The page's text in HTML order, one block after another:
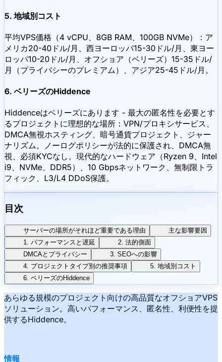
5. 地域別コスト
平均VPS価格（4 vCPU、8GB RAM、100GB NVMe）：ア
メリカ20-40ドル/月、西ヨーロッパ15-30ドル/月、東ヨー
ロッパ10-20ドル/月、オフショア（ベリーズ）15-35ドル/
月（プライバシーのプレミアム）、アジア25-45ドル/月。
6. ベリーズのHiddence
Hiddenceはベリーズにあります - 最大の匿名性を必要とす
るプロジェクトに理想的な場所：VPN/プロキシサービス、
DMCA無視ホスティング、暗号通貨プロジェクト、ジャー
ナリズム。ノーログポリシーが法的に保護され、DMCA無
視、必須KYCなし。現代的なハードウェア（Ryzen 9、Intel
i9、NVMe、DDR5）、10 Gbpsネットワーク、無制限トラ
フィック、L3/L4 DDoS保護。
目次
サーバーの場所がそれほど重要である理由
主な影響要因
1. パフォーマンスと遅延
2. 法的側面
DMCAとプライバシー
3. SEOへの影響
4. プロジェクトタイプ別の推奨事項
5. 地域別コスト
6. ベリーズのHiddence
あらゆる規模のプロジェクト向けの高品質なオフショアVPS
ソリューション。高いパフォーマンス、匿名性、利便性を提
供するHiddence。
情報